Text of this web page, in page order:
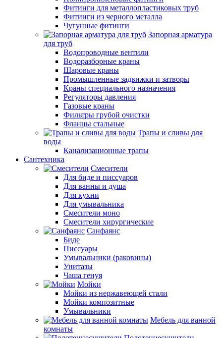
Фитинги для металлопластиковых труб
Фитинги из черного металла
Чугунные фитинги
Запорная арматура
для труб
Водопроводные вентили
Водоразборные краны
Шаровые краны
Промышленные задвижки и затворы
Краны специального назначения
Регуляторы давления
Газовые краны
Фильтры грубой очистки
Фланцы стальные
Трапы и сливы для
воды
Канализационные трапы
Сантехника
Смесители
Для биде и писсуаров
Для ванны и душа
Для кухни
Для умывальника
Смесители моно
Смесители хирургические
Санфаянс
Биде
Писсуары
Умывальники (раковины)
Унитазы
Чаша генуя
Мойки
Мойки из нержавеющей стали
Мойки композитные
Умывальники
Мебель для ванной
комнаты